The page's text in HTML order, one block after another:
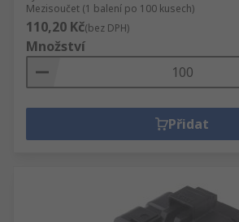
Mezisoučet (1 balení po 100 kusech)
110,20 Kč(bez DPH)
Množství
Přidat